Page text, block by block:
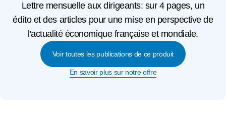
Lettre mensuelle aux dirigeants: sur 4 pages, un
édito et des articles pour une mise en perspective de
l'actualité économique française et mondiale.
Voir toutes les publications de ce produit
En savoir plus sur notre offre